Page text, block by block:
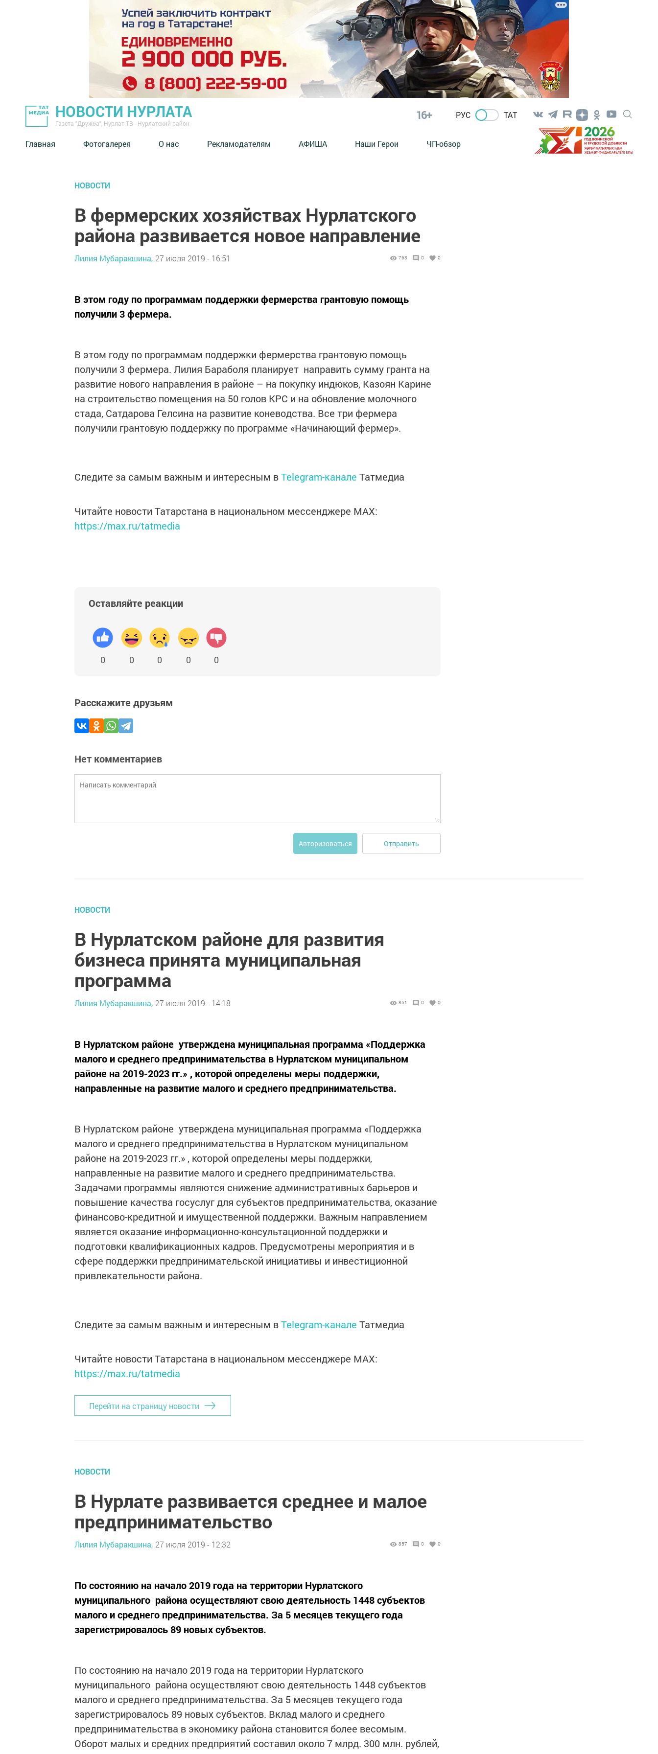
НОВОСТИ НУРЛАТА
Газета "Дружба", Нурлат ТВ - Нурлатский район
16+ РУС ТАТ
Главная Фотогалерея О нас Рекламодателям АФИША Наши Герои ЧП-обзор
НОВОСТИ
В фермерских хозяйствах Нурлатского
района развивается новое направление
Лилия Мубаракшина, 27 июля 2019 - 16:51 763 0 0
В этом году по программам поддержки фермерства грантовую помощь
получили 3 фермера.
В этом году по программам поддержки фермерства грантовую помощь
получили 3 фермера. Лилия Бараболя планирует направить сумму гранта на
развитие нового направления в районе – на покупку индюков, Казоян Карине
на строительство помещения на 50 голов КРС и на обновление молочного
стада, Сатдарова Гелсина на развитие коневодства. Все три фермера
получили грантовую поддержку по программе «Начинающий фермер».
Следите за самым важным и интересным вTelegram-канале Татмедиа
Читайте новости Татарстана в национальном мессенджере MАХ:
https://max.ru/tatmedia
Оставляйте реакции
0 0 0 0 0
Расскажите друзьям
Нет комментариев
Авторизоваться Отправить
НОВОСТИ
В Нурлатском районе для развития
бизнеса принята муниципальная
программа
Лилия Мубаракшина, 27 июля 2019 - 14:18 851 0 0
В Нурлатском районе утверждена муниципальная программа «Поддержка
малого и среднего предпринимательства в Нурлатском муниципальном
районе на 2019-2023 гг.» , которой определены меры поддержки,
направленные на развитие малого и среднего предпринимательства.
В Нурлатском районе утверждена муниципальная программа «Поддержка
малого и среднего предпринимательства в Нурлатском муниципальном
районе на 2019-2023 гг.» , которой определены меры поддержки,
направленные на развитие малого и среднего предпринимательства.
Задачами программы являются снижение административных барьеров и
повышение качества госуслуг для субъектов предпринимательства, оказание
финансово-кредитной и имущественной поддержки. Важным направлением
является оказание информационно-консультационной поддержки и
подготовки квалификационных кадров. Предусмотрены мероприятия и в
сфере поддержки предпринимательской инициативы и инвестиционной
привлекательности района.
Следите за самым важным и интересным вTelegram-канале Татмедиа
Читайте новости Татарстана в национальном мессенджере MАХ:
https://max.ru/tatmedia
Перейти на страницу новости
НОВОСТИ
В Нурлате развивается среднее и малое
предпринимательство
Лилия Мубаракшина, 27 июля 2019 - 12:32 857 0 0
По состоянию на начало 2019 года на территории Нурлатского
муниципального района осуществляют свою деятельность 1448 субъектов
малого и среднего предпринимательства. За 5 месяцев текущего года
зарегистрировалось 89 новых субъектов.
По состоянию на начало 2019 года на территории Нурлатского
муниципального района осуществляют свою деятельность 1448 субъектов
малого и среднего предпринимательства. За 5 месяцев текущего года
зарегистрировалось 89 новых субъектов. Вклад малого и среднего
предпринимательства в экономику района становится более весомым.
Оборот малых и средних предприятий составил около 7 млрд. 300 млн. рублей,